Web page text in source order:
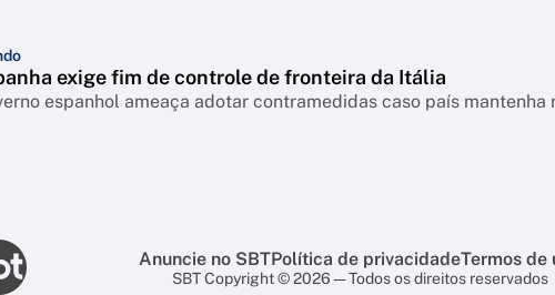
exige fim de controle de fronteira da Itália
espanhol ameaça adotar contramedidas caso país
Anuncie no SBTPolítica de privacidadeTermos de
SBT Copyright © 2026 — Todos os direitos reservados